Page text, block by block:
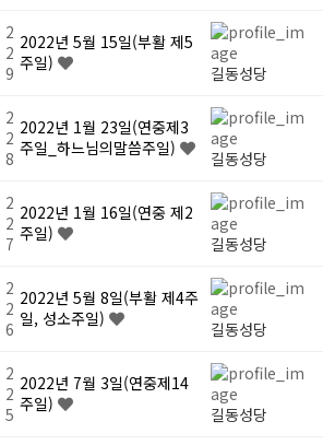
2
2
9
2022년 5월 15일(부활 제5
주일)
길동성당
2
2
8
2022년 1월 23일(연중제3
주일_하느님의말씀주일)
길동성당
2
2
7
2022년 1월 16일(연중 제2
주일)
길동성당
2
2
6
2022년 5월 8일(부활 제4주
일, 성소주일)
길동성당
2
2
5
2022년 7월 3일(연중제14
주일)
길동성당